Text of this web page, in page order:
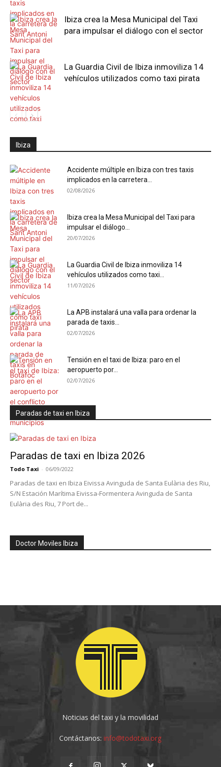
Ibiza crea la Mesa Municipal del Taxi
para impulsar el diálogo con el sector
La Guardia Civil de Ibiza inmoviliza 14
vehículos utilizados como taxi pirata
Ibiza
Accidente múltiple en Ibiza con tres taxis
implicados en la carretera...
02/08/2026
Ibiza crea la Mesa Municipal del Taxi para
impulsar el diálogo...
20/07/2026
La Guardia Civil de Ibiza inmoviliza 14
vehículos utilizados como taxi...
11/07/2026
La APB instalará una valla para ordenar la
parada de taxis...
02/07/2026
Tensión en el taxi de Ibiza: paro en el
aeropuerto por...
02/07/2026
Paradas de taxi en Ibiza
Paradas de taxi en Ibiza 2026
Todo Taxi - 06/09/2022
Paradas de taxi en Ibiza Eivissa Avinguda de Santa Eulària des Riu,
S/N Estación Marítima Eivissa-Formentera Avinguda de Santa
Eulària des Riu, 7 Port de...
Doctor Moviles Ibiza
Noticias del taxi y la movilidad
Contáctanos:info@todotaxi.org